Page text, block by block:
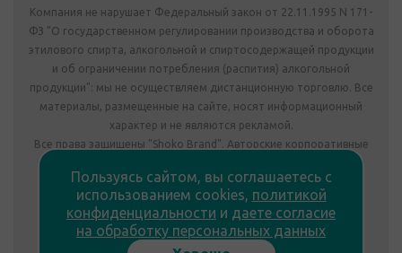
Компания не нарушает Федеральный закон от 22.11.1995 N 171-
ФЗ "О государственном регулировании производства и оборота
этилового спирта, алкогольной и спиртосодержащей продукции
и об ограничении потребления (распития) алкогольной
продукции": мы не осуществляем дистанционную торговлю. Все
материалы, размещенные на сайте, носят информационный
характер и не являются рекламой.
Все права защищены "Shoko Brand". Авторские корпоративные
Комплектация подарка может отличаться от изображения.
Информация на сайте не является публичной офертой.
Сведения о продавце:
ООО «Фабрика подарков», лицензия №78РПА0009672 от
Пользуясь сайтом, вы соглашаетесь с
использованием cookies, политикой
конфиденциальности и даете согласие
на обработку персональных данных